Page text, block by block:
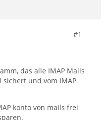
#1
das alle IMAP Mails
sichert und vom IMAP
konto von mails frei